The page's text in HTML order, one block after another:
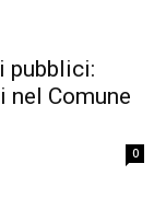
pubblici:
nel Comune
0